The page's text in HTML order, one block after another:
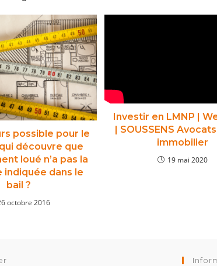
possible pour le
découvre que
loué n’a pas la
indiquée dans le
bail ?
octobre 2016
Investir en LMNP |
| SOUSSENS
immobilier
19 mai 2020